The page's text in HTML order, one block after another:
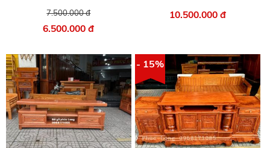
7.500.000 đ
6.500.000 đ
10.500.000 đ
- 15%